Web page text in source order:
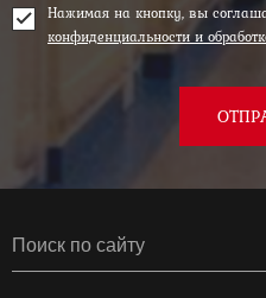
Нажимая на кнопку, вы
конфиденциальности и